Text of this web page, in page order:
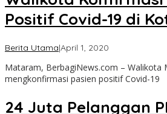
Positif Covid-19 di
Berita Utama|April 1, 2020
Mataram, BerbagiNews.com – Walikota
mengkonfirmasi pasien positif Covid-19
24 Juta Pelanggan